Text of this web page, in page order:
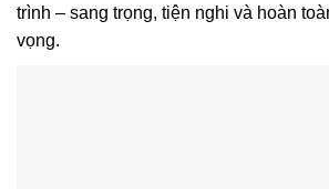
trình – sang trọng, tiện nghi và hoàn
vọng.